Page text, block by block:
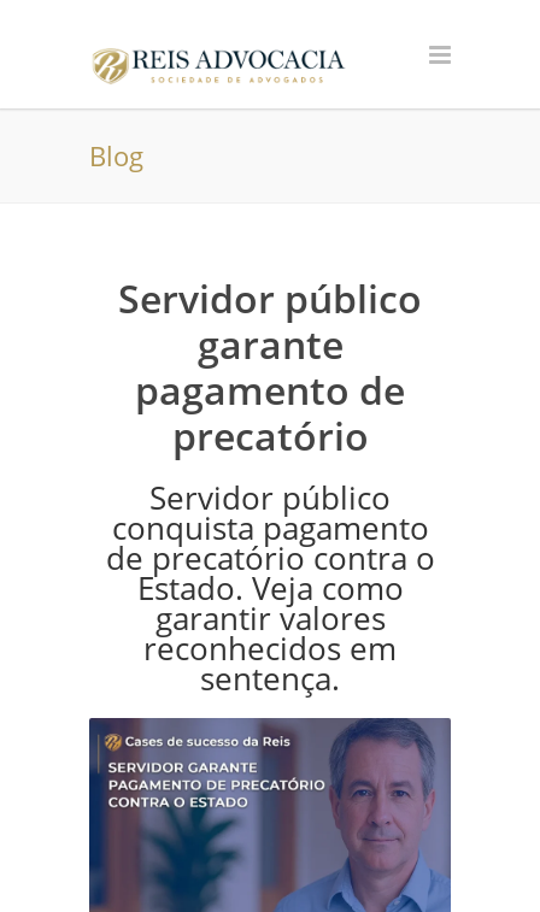
Blog
Servidor público
garante
pagamento de
precatório
Servidor público
conquista pagamento
de precatório contra o
Estado. Veja como
garantir valores
reconhecidos em
sentença.